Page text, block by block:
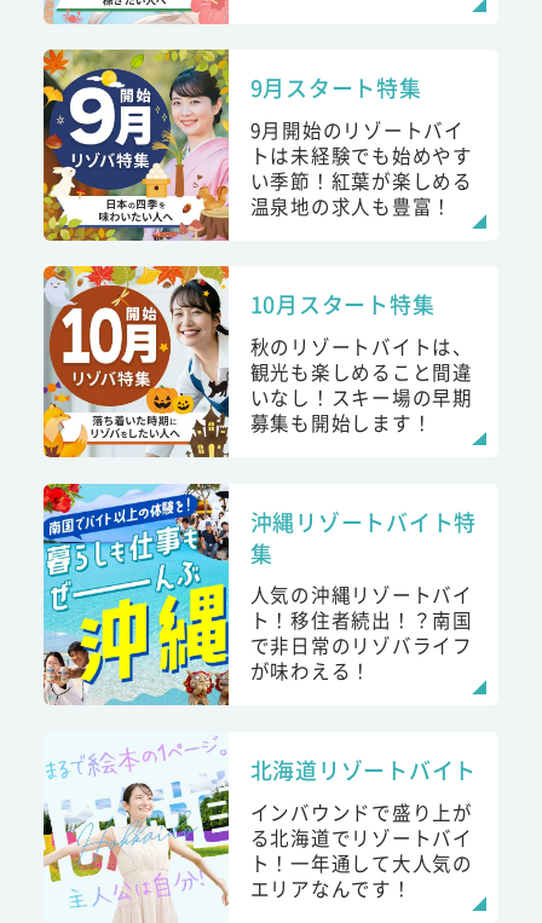
9月スタート特集
9月開始のリゾートバイ
トは未経験でも始めやす
い季節！紅葉が楽しめる
温泉地の求人も豊富！
10月スタート特集
秋のリゾートバイトは、
観光も楽しめること間違
いなし！スキー場の早期
募集も開始します！
沖縄リゾートバイト特
集
人気の沖縄リゾートバイ
ト！移住者続出！？南国
で非日常のリゾバライフ
が味わえる！
北海道リゾートバイト
インバウンドで盛り上が
る北海道でリゾートバイ
ト！一年通して大人気の
エリアなんです！